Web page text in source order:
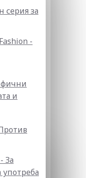
серия за
-
и
За